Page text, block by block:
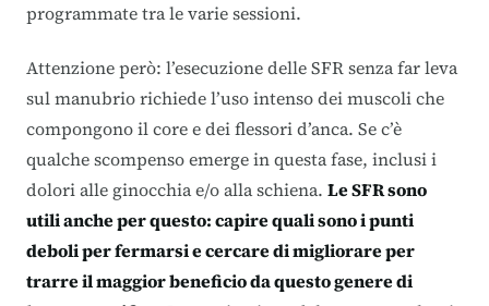
programmate tra le varie sessioni.
Attenzione però: l’esecuzione delle SFR senza far leva
sul manubrio richiede l’uso intenso dei muscoli che
compongono il core e dei flessori d’anca. Se c’è
qualche scompenso emerge in questa fase, inclusi i
dolori alle ginocchia e/o alla schiena. Le SFR sono
utili anche per questo: capire quali sono i punti
deboli per fermarsi e cercare di migliorare per
trarre il maggior beneficio da questo genere di